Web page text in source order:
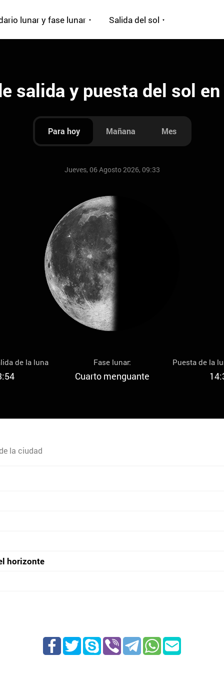
lunar y fase lunar Salida del sol
salida y puesta del sol
Para hoy Mañana Mes
Jueves, 06 Agosto 2026, 09:33
de la luna Fase lunar:
Cuarto menguante
Puesta de la
la ciudad
horizonte